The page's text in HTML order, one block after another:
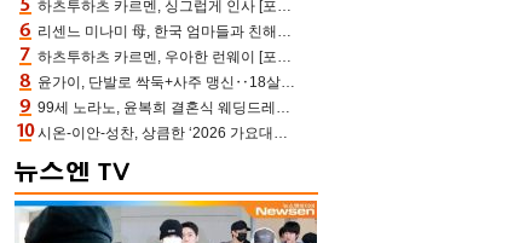
하츠투하츠 카르멘, 싱그럽게 인사 [포토엔HD]
리센느 미나미 母, 한국 엄마들과 친해진 비결=BTS “최애 정국 얘기로 통해”(전참시)
하츠투하츠 카르멘, 우아한 런웨이 [포토엔HD]
윤가이, 단발로 싹둑+사주 맹신‥18살 연상 ♥장기하 반한 엉뚱·열정 매력(전참시)
99세 노라노, 윤복희 결혼식 웨딩드레스 제작자였다…극찬 세례
시온-이안-성찬, 상큼한 ‘2026 가요대전 썸머’ MC [포토엔HD]